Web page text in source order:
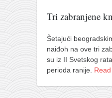
azbuki i knjige
najnovije na blogu
moje beleške
istorija karatea
bubishi
Tri zabranjene
Šetajući
naiđoh na ove tri
su iz II Svetskog
perioda ranije.